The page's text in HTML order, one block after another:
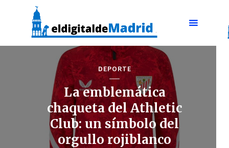
DEPORTE
La emblemática
chaqueta del Athletic
Club: un símbolo del
orgullo rojiblanco